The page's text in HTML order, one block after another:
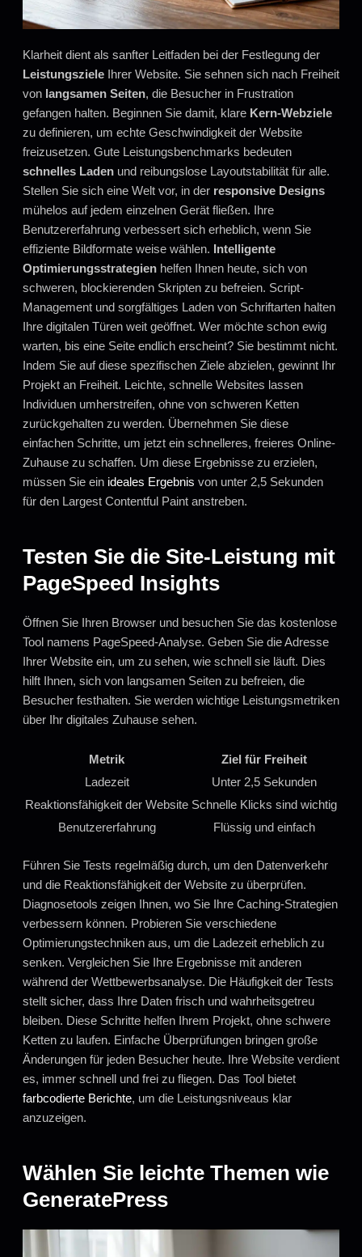
Klarheit dient als sanfter Leitfaden bei der Festlegung der
Leistungsziele Ihrer Website. Sie sehnen sich nach Freiheit
von langsamen Seiten, die Besucher in Frustration
gefangen halten. Beginnen Sie damit, klare Kern-Webziele
zu definieren, um echte Geschwindigkeit der Website
freizusetzen. Gute Leistungsbenchmarks bedeuten
schnelles Laden und reibungslose Layoutstabilität für alle.
Stellen Sie sich eine Welt vor, in der responsive Designs
mühelos auf jedem einzelnen Gerät fließen. Ihre
Benutzererfahrung verbessert sich erheblich, wenn Sie
effiziente Bildformate weise wählen. Intelligente
Optimierungsstrategien helfen Ihnen heute, sich von
schweren, blockierenden Skripten zu befreien. Script-
Management und sorgfältiges Laden von Schriftarten halten
Ihre digitalen Türen weit geöffnet. Wer möchte schon ewig
warten, bis eine Seite endlich erscheint? Sie bestimmt nicht.
Indem Sie auf diese spezifischen Ziele abzielen, gewinnt Ihr
Projekt an Freiheit. Leichte, schnelle Websites lassen
Individuen umherstreifen, ohne von schweren Ketten
zurückgehalten zu werden. Übernehmen Sie diese
einfachen Schritte, um jetzt ein schnelleres, freieres Online-
Zuhause zu schaffen. Um diese Ergebnisse zu erzielen,
müssen Sie ein ideales Ergebnis von unter 2,5 Sekunden
für den Largest Contentful Paint anstreben.
Testen Sie die Site-Leistung mit
PageSpeed Insights
Öffnen Sie Ihren Browser und besuchen Sie das kostenlose
Tool namens PageSpeed-Analyse. Geben Sie die Adresse
Ihrer Website ein, um zu sehen, wie schnell sie läuft. Dies
hilft Ihnen, sich von langsamen Seiten zu befreien, die
Besucher festhalten. Sie werden wichtige Leistungsmetriken
über Ihr digitales Zuhause sehen.
Metrik
Ziel für Freiheit
Ladezeit
Unter 2,5 Sekunden
Reaktionsfähigkeit der Website Schnelle Klicks sind wichtig
Benutzererfahrung
Flüssig und einfach
Führen Sie Tests regelmäßig durch, um den Datenverkehr
und die Reaktionsfähigkeit der Website zu überprüfen.
Diagnosetools zeigen Ihnen, wo Sie Ihre Caching-Strategien
verbessern können. Probieren Sie verschiedene
Optimierungstechniken aus, um die Ladezeit erheblich zu
senken. Vergleichen Sie Ihre Ergebnisse mit anderen
während der Wettbewerbsanalyse. Die Häufigkeit der Tests
stellt sicher, dass Ihre Daten frisch und wahrheitsgetreu
bleiben. Diese Schritte helfen Ihrem Projekt, ohne schwere
Ketten zu laufen. Einfache Überprüfungen bringen große
Änderungen für jeden Besucher heute. Ihre Website verdient
es, immer schnell und frei zu fliegen. Das Tool bietet
farbcodierte Berichte, um die Leistungsniveaus klar
anzuzeigen.
Wählen Sie leichte Themen wie
GeneratePress